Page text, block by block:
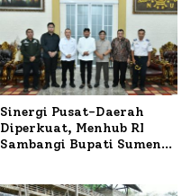
Sinergi Pusat-Daerah
Diperkuat, Menhub RI
Sambangi Bupati Sumenep